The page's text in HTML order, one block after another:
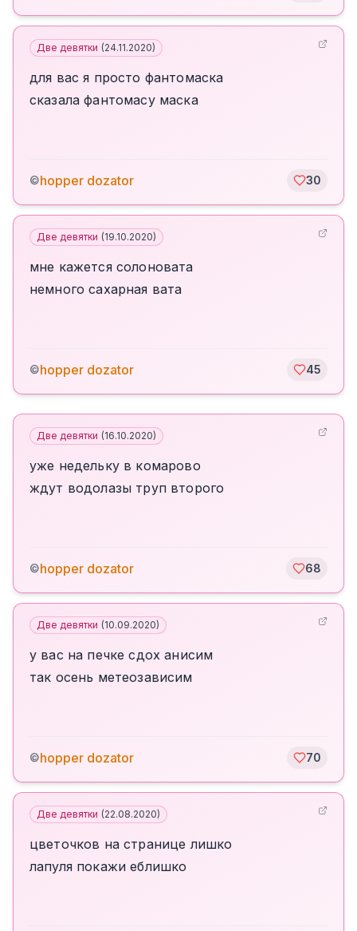
Две девятки (24.11.2020)
для вас я просто фантомаска
сказала фантомасу маска
©hopper dozator 30
Две девятки (19.10.2020)
мне кажется солоновата
немного сахарная вата
©hopper dozator 45
Две девятки (16.10.2020)
уже недельку в комарово
ждут водолазы труп второго
©hopper dozator 68
Две девятки (10.09.2020)
у вас на печке сдох анисим
так осень метеозависим
©hopper dozator 70
Две девятки (22.08.2020)
цветочков на странице лишко
лапуля покажи еблишко